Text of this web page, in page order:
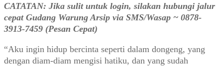
CATATAN: Jika sulit untuk login, silakan hubungi jalur
cepat Gudang Warung Arsip via SMS/Wasap ~ 0878-
3913-7459 (Pesan Cepat)
“Aku ingin hidup bercinta seperti dalam dongeng, yang
dengan diam-diam mengisi hatiku, dan yang sudah